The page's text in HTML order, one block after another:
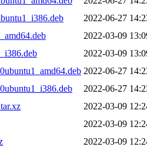
2022-06-27
2022-03-09
2022-03-09
2022-06-27
2022-06-27
2022-03-09
2022-03-09
2022-03-09